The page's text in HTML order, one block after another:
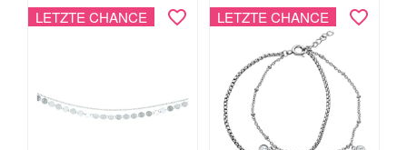
LETZTE CHANCE LETZTE CHANCE